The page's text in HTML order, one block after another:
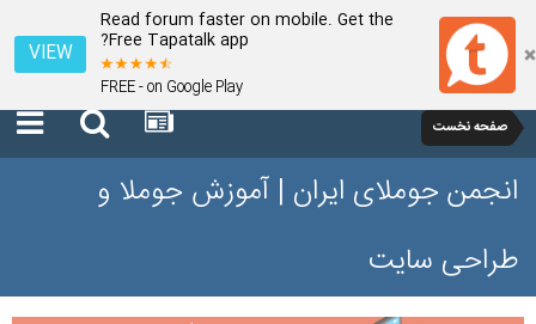
Read forum faster on mobile. Get the
Free Tapatalk app?
FREE - on Google Play
VIEW
صفحه نخست
انجمن جوملای ایران | آموزش جوملا و
طراحی سایت